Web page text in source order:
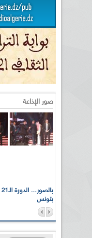
صور الإذاعة
بتونس